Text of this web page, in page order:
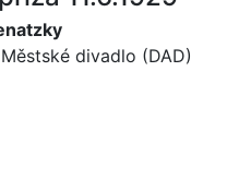
divadlo (DAD)